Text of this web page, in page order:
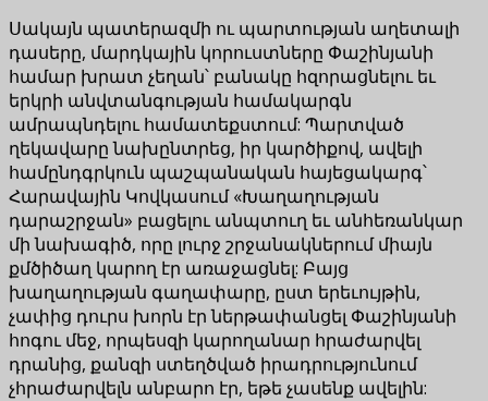
Սակայն պատերազմի ու պարտության աղետալի
դասերը, մարդկային կորուստները Փաշինյանի
համար խրատ չեղան՝ բանակը հզորացնելու եւ
երկրի անվտանգության համակարգն
ամրապնդելու համատեքստում: Պարտված
ղեկավարը նախընտրեց, իր կարծիքով, ավելի
համընդգրկուն պաշպանական հայեցակարգ՝
Հարավային Կովկասում «Խաղաղության
դարաշրջան» բացելու անպտուղ եւ անհեռանկար
մի նախագիծ, որը լուրջ շրջանակներում միայն
քմծիծաղ կարող էր առաջացնել: Բայց
խաղաղության գաղափարը, ըստ երեւույթին,
չափից դուրս խորն էր ներթափանցել Փաշինյանի
հոգու մեջ, որպեսզի կարողանար հրաժարվել
դրանից, քանզի ստեղծված իրադրությունում
չհրաժարվելն անբարո էր, եթե չասենք ավելին: